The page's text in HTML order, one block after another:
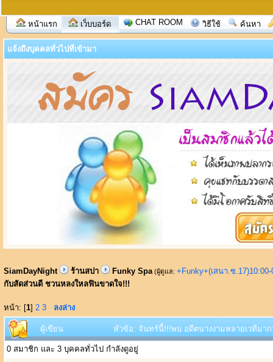
หน้าแรก เว็บบอร์ด CHAT ROOM วิธีใช้ ค้นหา
แจ้งถึงบุคคลทั่วไปที่เข้ามา
SiamDayNight ร้านสปา Funky Spa (ผู้ดูแล: +Funky+(เสนา.ซ
กับสัดส่วนดี ชวนหลงใหลฟินขาดใจ!!!
หน้า: [1] 2 3 ลงล่าง
ผู้เขียน หัวข้อ: จันทร์นี้!!!พบ อดีตนางงามหลายเวทีมา
0 สมาชิก และ 3 บุคคลทั่วไป กำลังดูอยู่